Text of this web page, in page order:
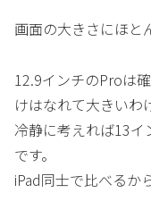
画面の大きさにほと
12.9インチのProは
けはなれて大きいわ
冷静に考えれば13イ
です。
iPad同士で比べるか